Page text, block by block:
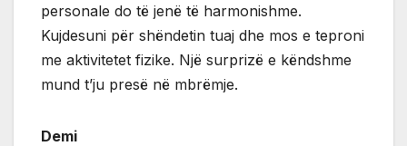
personale do të jenë të harmonishme.
Kujdesuni për shëndetin tuaj dhe mos e teproni
me aktivitetet fizike. Një surprizë e këndshme
mund t’ju presë në mbrëmje.
Demi